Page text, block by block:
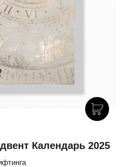
Календарь 2025